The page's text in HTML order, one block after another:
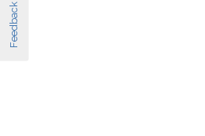
Feedback